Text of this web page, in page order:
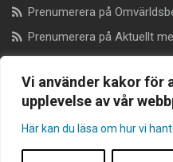
Vi använder kakor för
upplevelse av vår
Här kan du läsa om hur vi
Prenumerera på
Prenumerera på Aktuellt
Dataskyddsombud